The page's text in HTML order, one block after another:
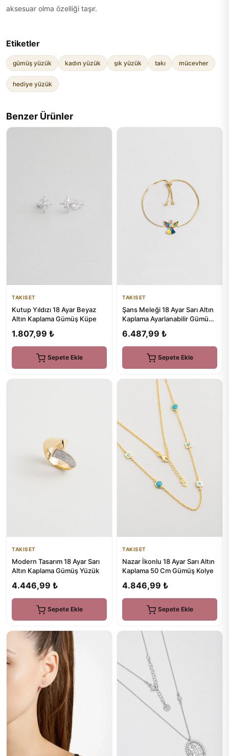
aksesuar olma özelliği taşır.
Etiketler
gümüş yüzük kadın yüzük şık yüzük takı mücevher
hediye yüzük
Benzer Ürünler
TAKISET
Kutup Yıldızı 18 Ayar Beyaz
Altın Kaplama Gümüş Küpe
1.807,99 ₺
Sepete Ekle
TAKISET
Şans Meleği 18 Ayar Sarı Altın
Kaplama Ayarlanabilir Gümüş
6.487,99 ₺
Sepete Ekle
TAKISET
Modern Tasarım 18 Ayar Sarı
Altın Kaplama Gümüş Yüzük
4.446,99 ₺
Sepete Ekle
TAKISET
Nazar İkonlu 18 Ayar Sarı Altın
Kaplama 50 Cm Gümüş Kolye
4.846,99 ₺
Sepete Ekle